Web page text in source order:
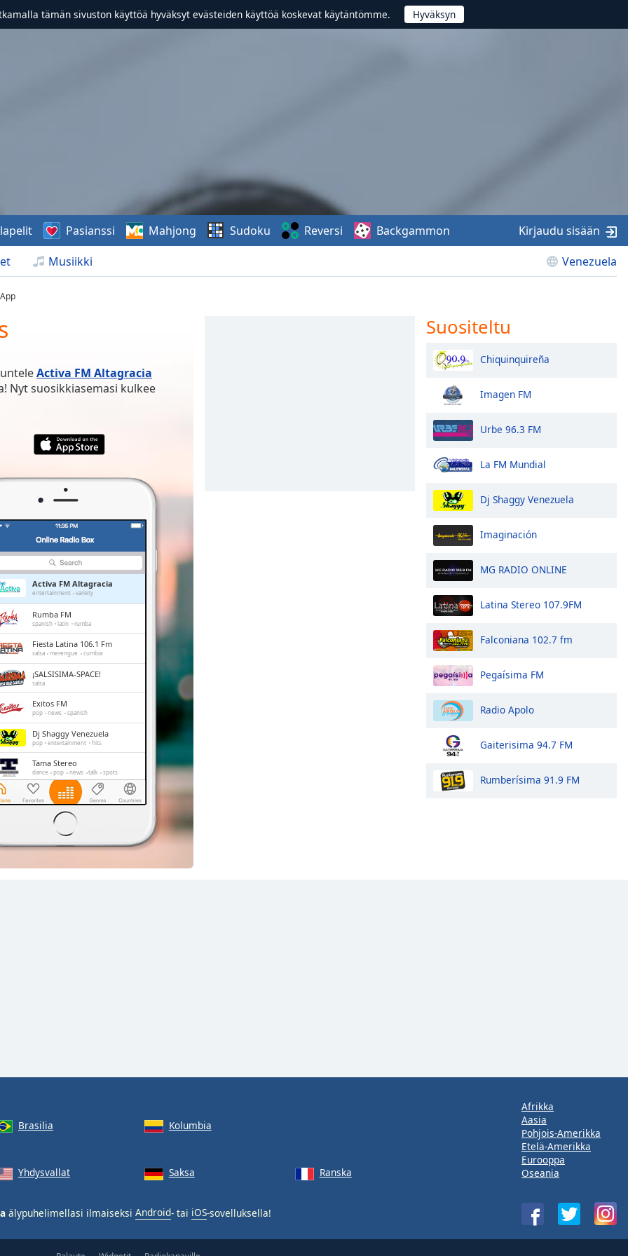
tämän sivuston käyttöä hyväksyt evästeiden käyttöä koskevat käytäntömme.
Musiikki Venezuela
Pasianssi Mahjong Sudoku Reversi Backgammon Kirjaudu sisään
App
Activa FM Altagracia
Nyt suosikkiasemasi kulkee
Activa FM Altagracia
entertainment variety
Rumba FM
spanish latin rumba
Fiesta Latina 106.1 Fm
salsa merengue cumbia
¡SALSISIMA-SPACE!
salsa
Exitos FM
pop news spanish
Dj Shaggy Venezuela
pop entertainment hits
Tama Stereo
dance pop news talk spots
RadioBaladasyalgomas
pop adult contemporary romantic
balada
Sabrosa
spanish
Suositeltu
Chiquinquireña
Imagen FM
Urbe 96.3 FM
La FM Mundial
Dj Shaggy Venezuela
Imaginación
MG RADIO ONLINE
Latina Stereo 107.9FM
Falconiana 102.7 fm
Pegaísima FM
Radio Apolo
Gaiterisima 94.7 FM
Rumberísima 91.9 FM
Brasilia Kolumbia
Yhdysvallat Saksa Ranska
älypuhelimellasi ilmaiseksi Android- tai iOS-sovelluksella!
Afrikka
Aasia
Pohjois-Amerikka
Etelä-Amerikka
Eurooppa
Oseania